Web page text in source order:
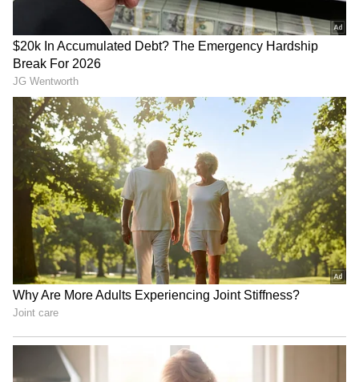
Projector: రూ. 3 వేల‌తో మీ ఇంటిని థియేట‌ర్‌గా
మార్చేయండి.. హైఎండ్ ఫీచ‌ర్ల‌తో స్మార్ట్ ప్రొజెక్ట‌ర్‌
పాత బ‌ట్ట‌లను ఏం చేయాలో అర్థంకావ‌డం లేదా.? ఇలా
చేస్తే ఇంటి అందం మార‌డం ఖాయం
3
5
Image Credit :
భవిష్యత్తులో ఏ రంగాల్లో ఉద్యోగ అవకాశాలు
పెరుగుతాయి?
అన్ని ఉద్యోగాలను AI భర్తీ చేయలేదని ఈ రిపోర్ట్‌ స్పష్టం